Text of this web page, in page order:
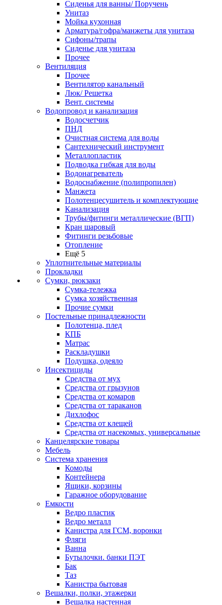
Сиденья для ванны/ Поручень
Унитаз
Мойка кухонная
Арматура/гофра/манжеты для унитаза
Сифоны/трапы
Сиденье для унитаза
Прочее
Вентиляция
Прочее
Вентилятор канальный
Люк/ Решетка
Вент. системы
Водопровод и канализация
Водосчетчик
ПНД
Очистная система для воды
Сантехнический инструмент
Металлопластик
Подводка гибкая для воды
Водонагреватель
Водоснабжение (полипропилен)
Манжета
Полотенцесушитель и комплектующие
Канализация
Трубы/фитинги металлические (ВГП)
Кран шаровый
Фитинги резьбовые
Отопление
Ещё 5
Уплотнительные материалы
Прокладки
Сумки, рюкзаки
Сумка-тележка
Сумка хозяйственная
Прочие сумки
Постельные принадлежности
Полотенца, плед
КПБ
Матрас
Раскладушки
Подушка, одеяло
Инсектициды
Средства от мух
Средства от грызунов
Средства от комаров
Средства от тараканов
Дихлофос
Средства от клещей
Средства от насекомых, универсальные
Канцелярские товары
Мебель
Система хранения
Комоды
Контейнера
Ящики, корзины
Гаражное оборудование
Емкости
Ведро пластик
Ведро металл
Канистра для ГСМ, воронки
Фляги
Ванна
Бутылочки. банки ПЭТ
Бак
Таз
Канистра бытовая
Вешалки, полки, этажерки
Вешалка настенная